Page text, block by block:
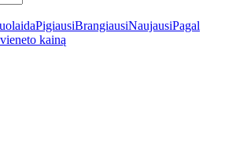
PigiausiBrangiausiNaujausiPagal
kainą